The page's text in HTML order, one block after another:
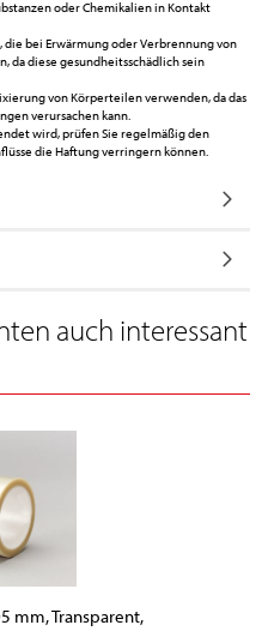
oder Chemikalien in Kontakt
die bei Erwärmung oder Verbrennung von
da diese gesundheitsschädlich sein
von Körperteilen verwenden, da das
verursachen kann.
wird, prüfen Sie regelmäßig den
die Haftung verringern können.
auch interessant
mm, Transparent,